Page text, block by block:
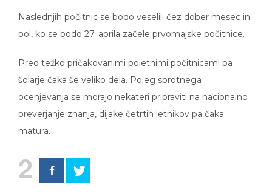
Naslednjih počitnic se bodo veselili čez dober mesec in
pol, ko se bodo 27. aprila začele prvomajske počitnice.
Pred težko pričakovanimi poletnimi počitnicami pa
šolarje čaka še veliko dela. Poleg sprotnega
ocenjevanja se morajo nekateri pripraviti na nacionalno
preverjanje znanja, dijake četrtih letnikov pa čaka
matura.
2